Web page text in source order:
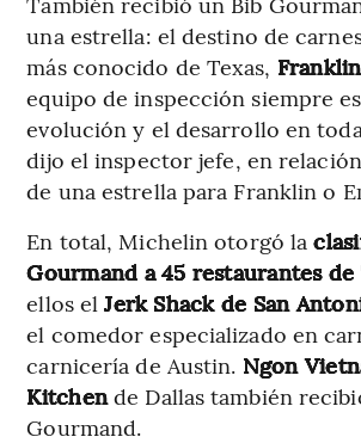
una estrella: el destino de
más conocido de Texas,
equipo de inspección siempre
evolución y el desarrollo en
dijo el inspector jefe, en
de una estrella para Franklin o
En total, Michelin otorgó la
Gourmand a 45 restaurantes de
ellos elJerk Shack de San
el comedor especializado en
carnicería de Austin. Ngon
Kitchende Dallas también
Gourmand.